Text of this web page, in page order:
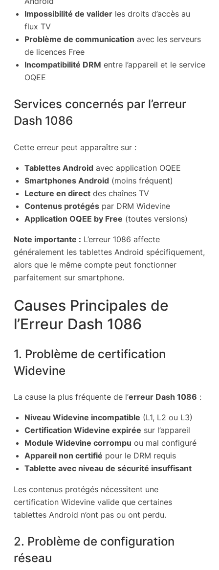
Impossibilité de valider les droits d’accès au
flux TV
Problème de communication avec les serveurs
de licences Free
Incompatibilité DRM entre l’appareil et le service
OQEE
Services concernés par l’erreur
Dash 1086
Cette erreur peut apparaître sur :
Tablettes Android avec application OQEE
Smartphones Android (moins fréquent)
Lecture en direct des chaînes TV
Contenus protégés par DRM Widevine
Application OQEE by Free (toutes versions)
Note importante : L’erreur 1086 affecte
généralement les tablettes Android spécifiquement,
alors que le même compte peut fonctionner
parfaitement sur smartphone.
Causes Principales de
l’Erreur Dash 1086
1. Problème de certification
Widevine
La cause la plus fréquente de l’erreur Dash 1086 :
Niveau Widevine incompatible (L1, L2 ou L3)
Certification Widevine expirée sur l’appareil
Module Widevine corrompu ou mal configuré
Appareil non certifié pour le DRM requis
Tablette avec niveau de sécurité insuffisant
Les contenus protégés nécessitent une
certification Widevine valide que certaines
tablettes Android n’ont pas ou ont perdu.
2. Problème de configuration
réseau